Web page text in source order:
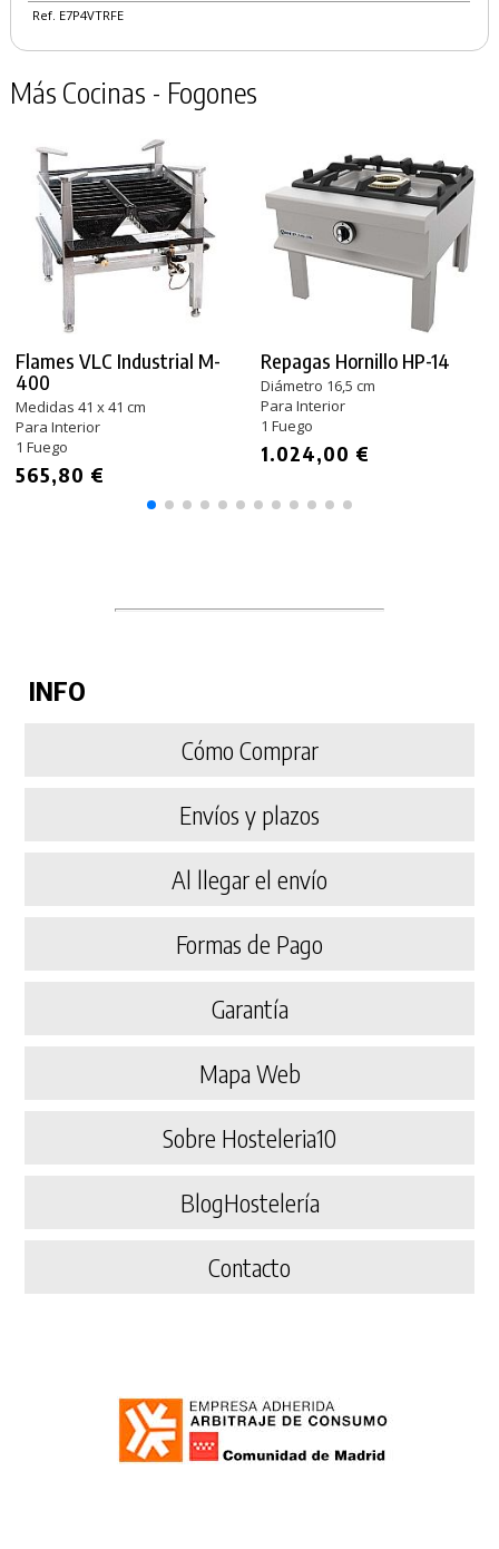
Ref. E7P4VTRFE
Más Cocinas - Fogones
Flames VLC Industrial M-
400
Medidas 41 x 41 cm
Para Interior
1 Fuego
565,80 €
Repagas Hornillo HP-14
Diámetro 16,5 cm
Para Interior
1 Fuego
1.024,00 €
INFO
Cómo Comprar
Envíos y plazos
Al llegar el envío
Formas de Pago
Garantía
Mapa Web
Sobre Hosteleria10
BlogHostelería
Contacto